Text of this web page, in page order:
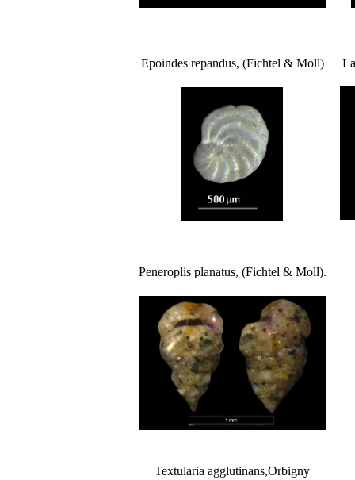
Epoindes repandus, (Fichtel & Moll)
Peneroplis planatus, (Fichtel & Moll).
Textularia agglutinans,Orbigny